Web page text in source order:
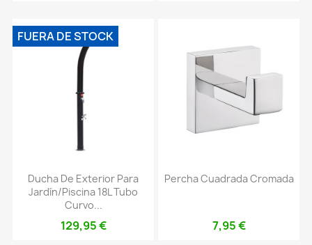
Ducha De Exterior Para
Jardín/piscina 18L Tubo
Curvo...
129,95 €
FUERA DE STOCK
Percha Cuadrada Cromada
7,95 €